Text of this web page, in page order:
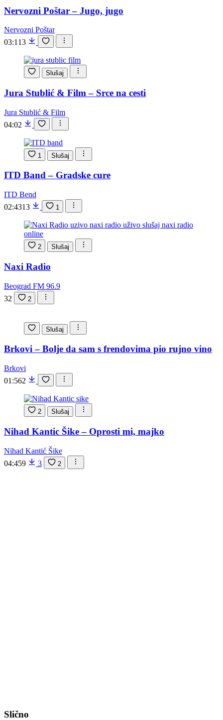
Nervozni Poštar – Jugo, jugo
Nervozni Poštar
03:113
Slušaj
Jura Stublić & Film – Srce na cesti
Jura Stublić & Film
04:02
1 Slušaj
ITD Band – Gradske cure
ITD Bend
02:4313 1
2 Slušaj
Naxi Radio
Beograd FM 96.9
32
2
Slušaj
Brkovi – Bolje da sam s frendovima pio rujno vino
Brkovi
01:562
2 Slušaj
Nihad Kantic Šike – Oprosti mi, majko
Nihad Kantić Šike
04:459 3 2
Slično